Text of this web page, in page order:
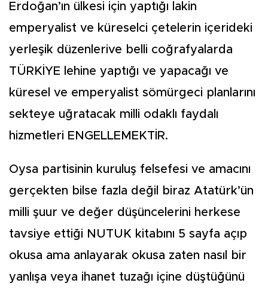
Erdoğan’ın ülkesi için yaptığı lakin
emperyalist ve küreselci çetelerin içerideki
yerleşik düzenlerive belli coğrafyalarda
TÜRKİYE lehine yaptığı ve yapacağı ve
küresel ve emperyalist sömürgeci planlarını
sekteye uğratacak milli odaklı faydalı
hizmetleri ENGELLEMEKTİR.
Oysa partisinin kuruluş felsefesi ve amacını
gerçekten bilse fazla değil biraz Atatürk’ün
milli şuur ve değer düşüncelerini herkese
tavsiye ettiği NUTUK kitabını 5 sayfa açıp
okusa ama anlayarak okusa zaten nasıl bir
yanlışa veya ihanet tuzağı içine düştüğünü